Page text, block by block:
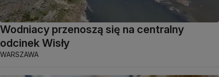
Wodniacy przenoszą się na centralny
odcinek Wisły
WARSZAWA